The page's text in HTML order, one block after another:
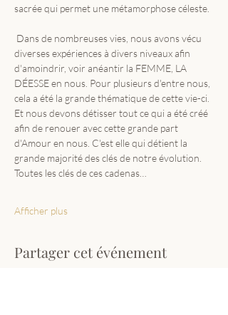
sacrée qui permet une métamorphose céleste.
diverses expériences à divers niveaux afin
d'amoindrir, voir anéantir la FEMME, LA
DÉESSE en nous. Pour plusieurs d'entre nous,
cela a été la grande thématique de cette vie-ci.
Et nous devons détisser tout ce qui a été créé
afin de renouer avec cette grande part
d'Amour en nous. C'est elle qui détient la
grande majorité des clés de notre évolution.
Toutes les clés de ces cadenas…
Afficher plus
Partager cet événement